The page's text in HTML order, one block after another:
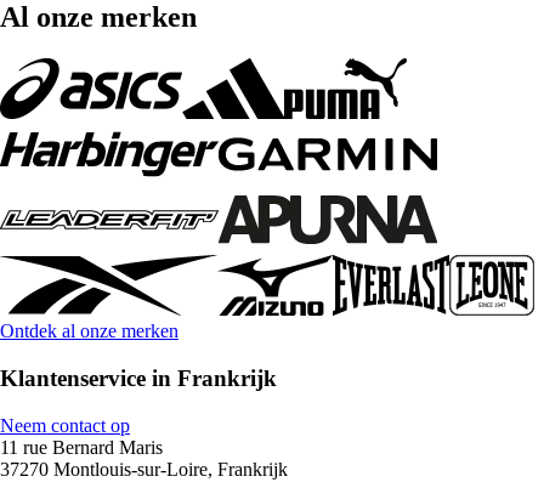
Al onze merken
Ontdek al onze merken
Klantenservice in Frankrijk
Neem contact op
11 rue Bernard Maris
37270 Montlouis-sur-Loire, Frankrijk